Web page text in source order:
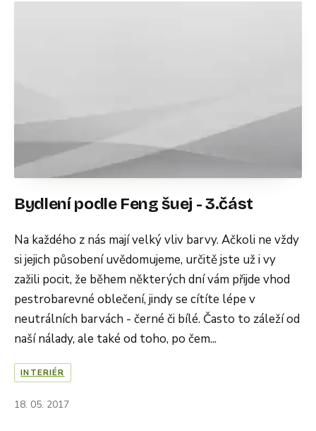
Bydlení podle Feng šuej - 3.část
Na každého z nás mají velký vliv barvy. Ačkoli ne vždy
si jejich působení uvědomujeme, určitě jste už i vy
zažili pocit, že během některých dní vám přijde vhod
pestrobarevné oblečení, jindy se cítíte lépe v
neutrálních barvách - černé či bílé. Často to záleží od
naší nálady, ale také od toho, po čem...
INTERIÉR
18. 05. 2017